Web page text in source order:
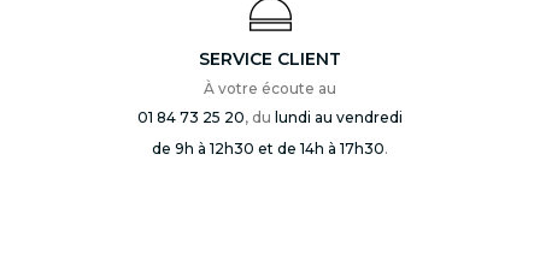
SERVICE CLIENT
À votre écoute au
01 84 73 25 20, du lundi au vendredi
de 9h à 12h30 et de 14h à 17h30.